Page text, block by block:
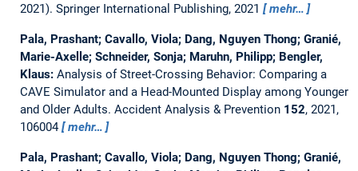
2021). Springer International Publishing, 2021
mehr…
Pala, Prashant; Cavallo, Viola; Dang, Nguyen Thong; Granié,
Marie-Axelle; Schneider, Sonja; Maruhn, Philipp; Bengler,
Klaus: Analysis of Street-Crossing Behavior: Comparing a
CAVE Simulator and a Head-Mounted Display among Younger
and Older Adults. Accident Analysis & Prevention 152, 2021,
106004
mehr…
Pala, Prashant; Cavallo, Viola; Dang, Nguyen Thong; Granié,